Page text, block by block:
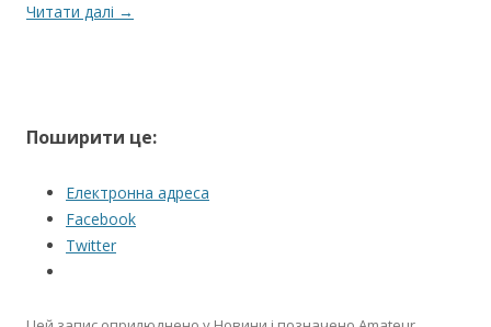
Читати далі →
Поширити це:
Електронна адреса
Facebook
Twitter